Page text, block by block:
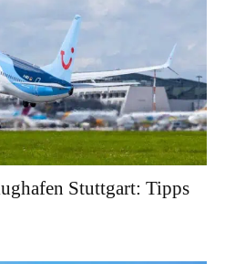
Stuttgart: Tipps